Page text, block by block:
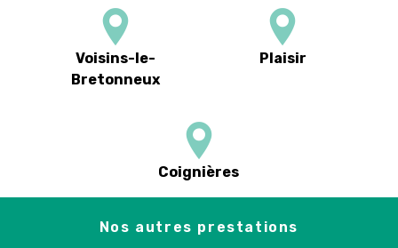
Voisins-le-
Bretonneux
Plaisir
Coignières
Nos autres prestations